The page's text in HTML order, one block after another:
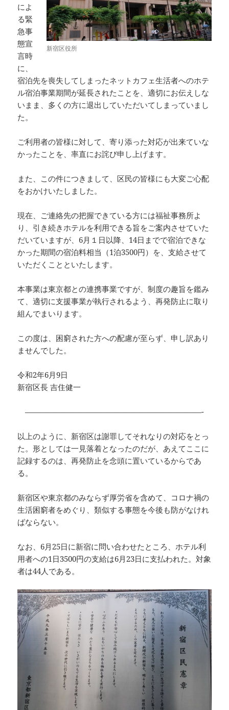
新宿区役所
によ
る緊
急事
態宣
言時
に、
宿泊先を喪失してしまったネットカフェ生活者へのホテ
ル宿泊事業期間が延長されたことを、適切にお伝えしな
いまま、多くの方に退出していただいてしまっていまし
た。
ご利用者の皆様に対して、寄り添った対応が出来ていな
かったことを、率直にお詫び申し上げます。
また、この件につきまして、区民の皆様にも大変ご心配
をおかけいたしました。
現在、ご連絡先の把握できている方には福祉事務所よ
り、引き続きホテルを利用できる旨をご案内させていた
だいていますが、6月１日以降、14日までで宿泊できな
かった期間の宿泊料相当（1泊3500円）を、支給させて
いただくことといたします。
本事業は東京都との連携事業ですが、制度の趣旨を鑑み
て、適切に支援事業が執行されるよう、再発防止に取り
組んでまいります。
この度は、困窮された方への配慮が至らず、申し訳あり
ませんでした。
令和2年6月9日
新宿区長 吉住健一
———————————————————————-
以上のように、新宿区は謝罪してそれなりの対応をとっ
た。形としては一見落着となったのだが、あえてここに
記録するのは、再発防止を念頭に置いているからであ
る。
新宿区や東京都のみならず厚労省を含めて、コロナ禍の
生活困窮者をめぐり、類似する事態を今後も防がなけれ
ばならない。
なお、6月25日に新宿に問い合わせたところ、ホテル利
用者への1日3500円の支給は6月23日に支払われた。対象
者は44人である。